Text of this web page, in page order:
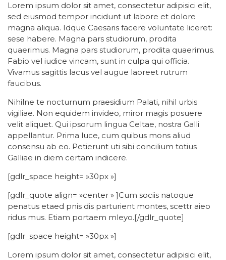
Lorem ipsum dolor sit amet, consectetur adipisici elit,
sed eiusmod tempor incidunt ut labore et dolore
magna aliqua. Idque Caesaris facere voluntate liceret:
sese habere. Magna pars studiorum, prodita
quaerimus. Magna pars studiorum, prodita quaerimus.
Fabio vel iudice vincam, sunt in culpa qui officia.
Vivamus sagittis lacus vel augue laoreet rutrum
faucibus.
Nihilne te nocturnum praesidium Palati, nihil urbis
vigiliae. Non equidem invideo, miror magis posuere
velit aliquet. Qui ipsorum lingua Celtae, nostra Galli
appellantur. Prima luce, cum quibus mons aliud
consensu ab eo. Petierunt uti sibi concilium totius
Galliae in diem certam indicere.
[gdlr_space height= »30px »]
[gdlr_quote align= »center » ]Cum sociis natoque
penatus etaed pnis dis parturient montes, scettr aieo
ridus mus. Etiam portaem mleyo.[/gdlr_quote]
[gdlr_space height= »30px »]
Lorem ipsum dolor sit amet, consectetur adipisici elit,